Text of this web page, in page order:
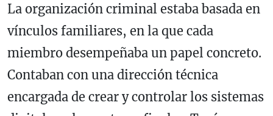
La organización criminal estaba basada en
vínculos familiares, en la que cada
miembro desempeñaba un papel concreto.
Contaban con una dirección técnica
encargada de crear y controlar los sistemas